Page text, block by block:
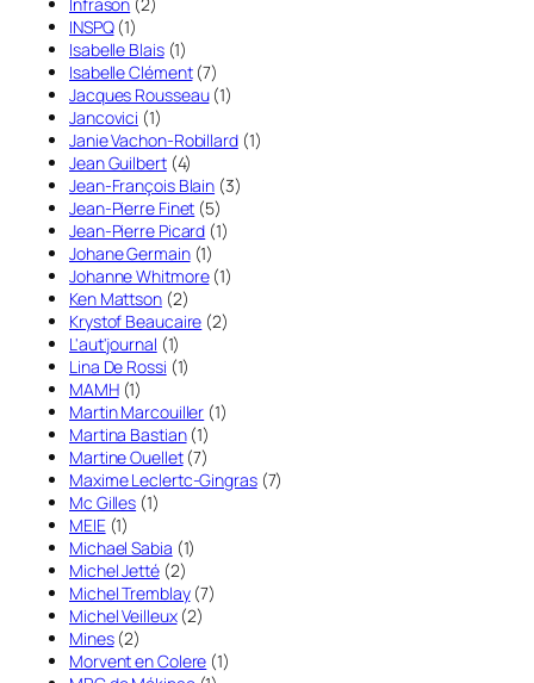
INSPQ(1)
Isabelle Blais(1)
Isabelle Clément(7)
Jacques Rousseau(1)
Jancovici (1)
Janie Vachon-Robillard(1)
Jean Guilbert(4)
Jean-François Blain (3)
Jean-Pierre Finet (5)
Jean-Pierre Picard (1)
Johane Germain(1)
Johanne Whitmore(1)
Ken Mattson(2)
Krystof Beaucaire (2)
L'aut'journal (1)
Lina De Rossi (1)
MAMH(1)
Martin Marcouiller (1)
Martina Bastian(1)
Martine Ouellet(7)
Maxime Leclertc-Gingras(7)
Mc Gilles (1)
MEIE(1)
Michael Sabia (1)
Michel Jetté(2)
Michel Tremblay(7)
Michel Veilleux(2)
Mines(2)
Morvent en Colere (1)